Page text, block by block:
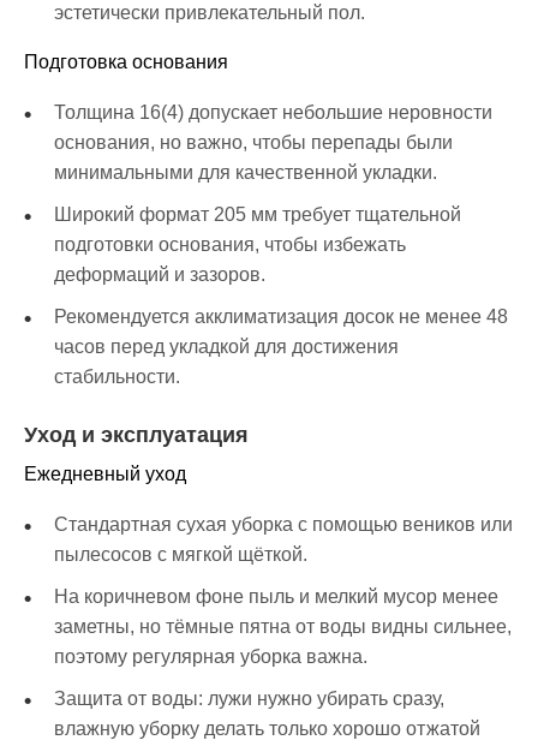
эстетически привлекательный пол.
Подготовка основания
Толщина 16(4) допускает небольшие неровности
основания, но важно, чтобы перепады были
минимальными для качественной укладки.
Широкий формат 205 мм требует тщательной
подготовки основания, чтобы избежать
деформаций и зазоров.
Рекомендуется акклиматизация досок не менее 48
часов перед укладкой для достижения
стабильности.
Уход и эксплуатация
Ежедневный уход
Стандартная сухая уборка с помощью веников или
пылесосов с мягкой щёткой.
На коричневом фоне пыль и мелкий мусор менее
заметны, но тёмные пятна от воды видны сильнее,
поэтому регулярная уборка важна.
Защита от воды: лужи нужно убирать сразу,
влажную уборку делать только хорошо отжатой